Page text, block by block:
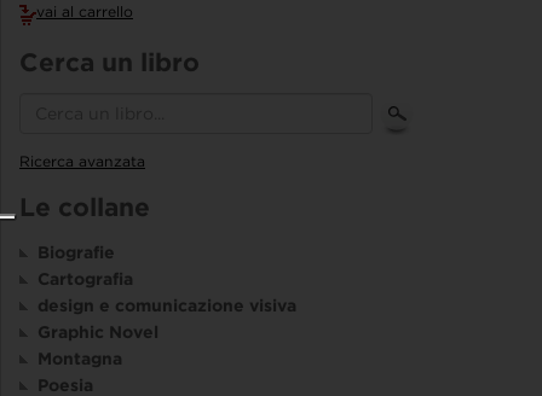
vai al carrello
Cerca un libro
Ricerca avanzata
Le collane
Biografie
Cartografia
design e comunicazione visiva
Graphic Novel
Montagna
Poesia